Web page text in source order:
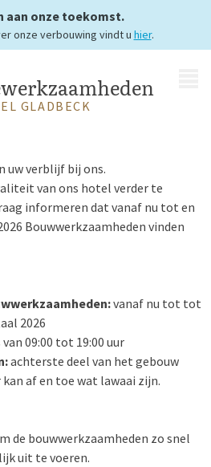
aan onze toekomst.
onze verbouwing vindt u hier.
GLADBECK
uw verblijf bij ons.
van ons hotel verder te
informeren dat vanaf nu tot en
Bouwwerkzaamheden vinden
vanaf nu tot tot
2026
09:00 tot 19:00 uur
achterste deel van het gebouw
kan af en toe wat lawaai zijn.
de bouwwerkzaamheden zo snel
uit te voeren.